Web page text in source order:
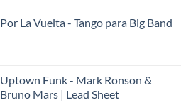
Por La Vuelta - Tango para Big Band
Uptown Funk - Mark Ronson &
Bruno Mars | Lead Sheet